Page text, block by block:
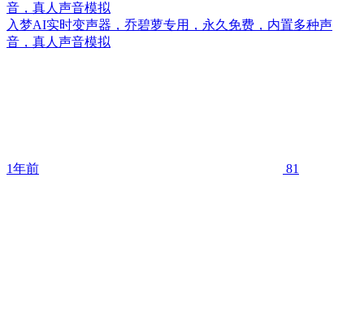
音，真人声音模拟
入梦AI实时变声器，乔碧萝专用，永久免费，内置多种声
音，真人声音模拟
1年前 81